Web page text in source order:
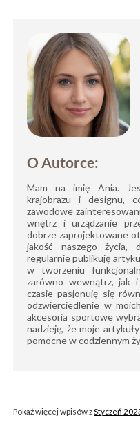
O Autorce:
Mam na imię Ania.
krajobrazu i designu,
zawodowe
wnętrz i urządzanie
dobrze zaprojektowane
jakość naszego życia,
regularnie publikuję
w tworzeniu
zarówno wewnątrz, jak
czasie pasjonuję się
odzwierciedlenie w
akcesoria sportowe
nadzieję, że moje
pomocne w codziennym
Pokaż więcej wpisów zStyczeń